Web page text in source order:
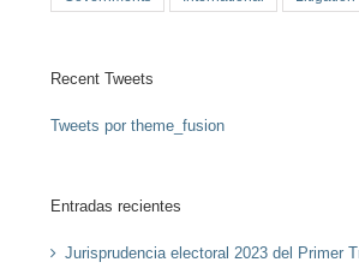
Recent Tweets
Tweets por theme_fusion
Entradas recientes
Jurisprudencia electoral 2023 del Primer